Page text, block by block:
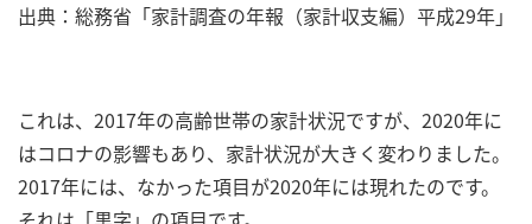
出典：総務省「家計調査の年報（家計収支編）平成29年」
これは、2017年の高齢世帯の家計状況ですが、2020年に
はコロナの影響もあり、家計状況が大きく変わりました。
2017年には、なかった項目が2020年には現れたのです。